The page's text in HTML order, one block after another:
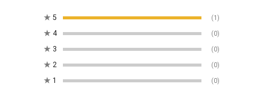
★ 5 (1)
★ 4 (0)
★ 3 (0)
★ 2 (0)
★ 1 (0)